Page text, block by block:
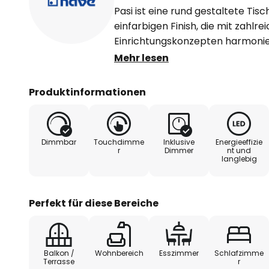
Pasi ist eine rund gestaltete
einfarbigen Finish, die mit
Einrichtungskonzepten
Spritzwasserschutzes ist Pasi
Wahl. Die warmweiß
eine weitere klare Abdeckung.
seitlich sowie nach unten. Dank
während des Betriebs kein
Helligkeit lässt sich über den
- Ladedauer: 5 h
- Leuchtdauer je Ladung: 4 h
Mehr lesen
Produktinformationen
Dimmbar
Touchdimme
r
Inklusive
Dimmer
Energieeffizie
nt und
langlebig
Perfekt für diese Bereiche
Balkon /
Terrasse
Wohnbereich Esszimmer
Schlafzimme
r